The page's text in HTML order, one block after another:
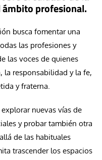
ámbito profesional.
busca fomentar una
las profesiones y
las voces de quienes
la responsabilidad y la fe,
y fraterna.
nuevas vías de
y probar también otra
de las habituales
trascender los espacios